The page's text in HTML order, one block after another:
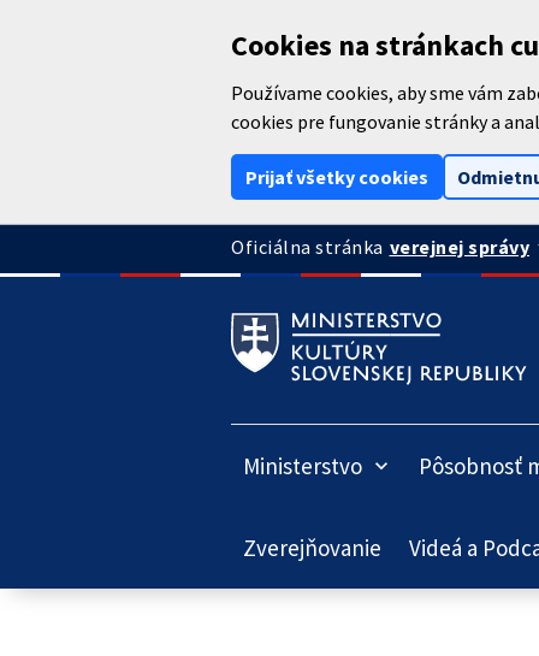
Cookies na stránkach
Používame cookies, aby sme vám
cookies pre fungovanie stránky a
Prijať všetky cookies
Oficiálna stránka verejnej správy
Ministerstvo keyboard_arrow_down Pôsobnosť
Zverejňovanie Videá a